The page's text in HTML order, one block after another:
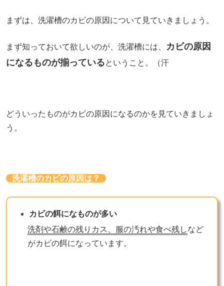
まずは、洗濯槽のカビの原因について見ていきましょう。
まず知っておいて欲しいのが、洗濯槽には、
カビの原因
になるものが揃っているということ。（汗
どういったものがカビの原因になるのかを見ていきましょ
う。
洗濯槽のカビの原因は？
カビの餌になものが多い
洗剤や石鹸の残りカス、服の汚れや食べ残しなど
がカビの餌になっています。